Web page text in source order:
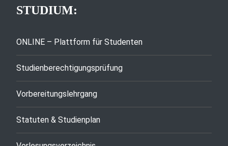
STUDIUM:
ONLINE – Plattform für Studenten
Studienberechtigungsprüfung
Vorbereitungslehrgang
Statuten & Studienplan